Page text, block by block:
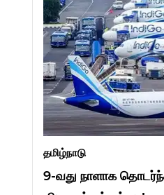
தமிழ்நாடு
9-வது நாளாக